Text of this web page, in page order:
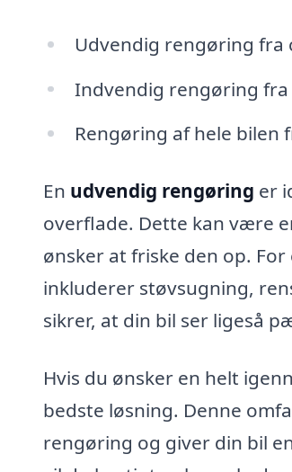
Udvendig rengøring fra
Indvendig rengøring fra
Rengøring af hele bilen
En udvendig rengøring er
overflade. Dette kan være
ønsker at friske den op.
inkluderer støvsugning,
sikrer, at din bil ser ligeså
Hvis du ønsker en helt
bedste løsning. Denne
rengøring og giver din bil